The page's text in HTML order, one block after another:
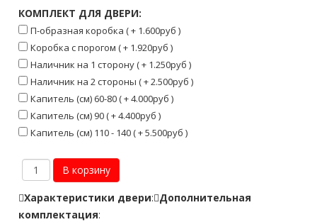
КОМПЛЕКТ ДЛЯ ДВЕРИ:
П-образная коробка ( + 1.600руб )
Коробка с порогом ( + 1.920руб )
Наличник на 1 сторону ( + 1.250руб )
Наличник на 2 стороны ( + 2.500руб )
Капитель (см) 60-80 ( + 4.000руб )
Капитель (см) 90 ( + 4.400руб )
Капитель (см) 110 - 140 ( + 5.500руб )
Характеристики двери: Дополнительная
комплектация: